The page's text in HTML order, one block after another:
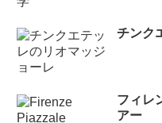
チンク
フィレ
アー